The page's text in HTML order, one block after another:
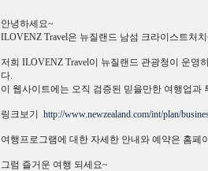
안녕하세요~
ILOVENZ Travel은 뉴질랜드 남섬 크라이스트처
저희 ILOVENZ Travel이 뉴질랜드 관광청이 운영
다.
이 웹사이트에는 오직 검증된 믿을만한 여행업과
링크보기 http://www.newzealand.com/int/plan/
여행프로그램에 대한 자세한 안내와 예약은 홈
그럼 즐거운 여행 되세요~